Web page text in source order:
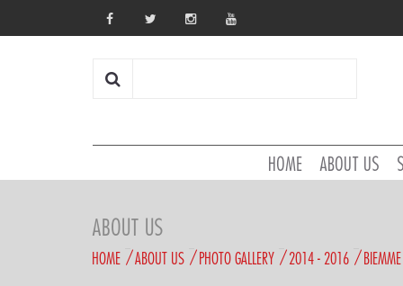
HOME ABOUT US
ABOUT US
HOME ABOUT US PHOTO GALLERY 2014 - 2016